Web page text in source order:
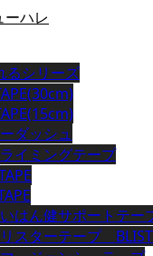
るシリーズ
ダッシュ
イミングテープ
はん健サポートテー
スターテープ